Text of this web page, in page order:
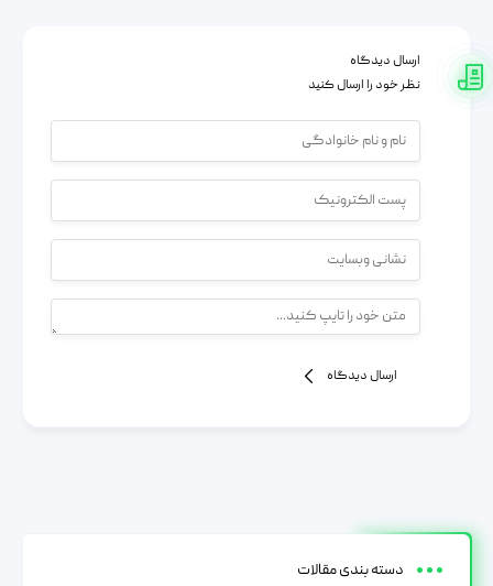
ارسال دیدگاه
نظر خود را ارسال کنید
ارسال دیدگاه
دسته بندی مقالات